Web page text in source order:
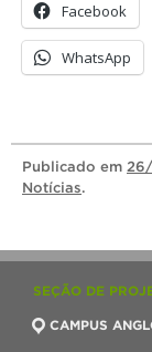
Facebook
WhatsApp
Publicado em
Notícias.
SEÇÃO DE
CAMPUS